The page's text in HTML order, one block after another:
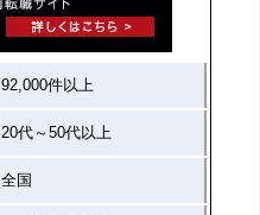
92,000件以上
20代～50代以上
全国